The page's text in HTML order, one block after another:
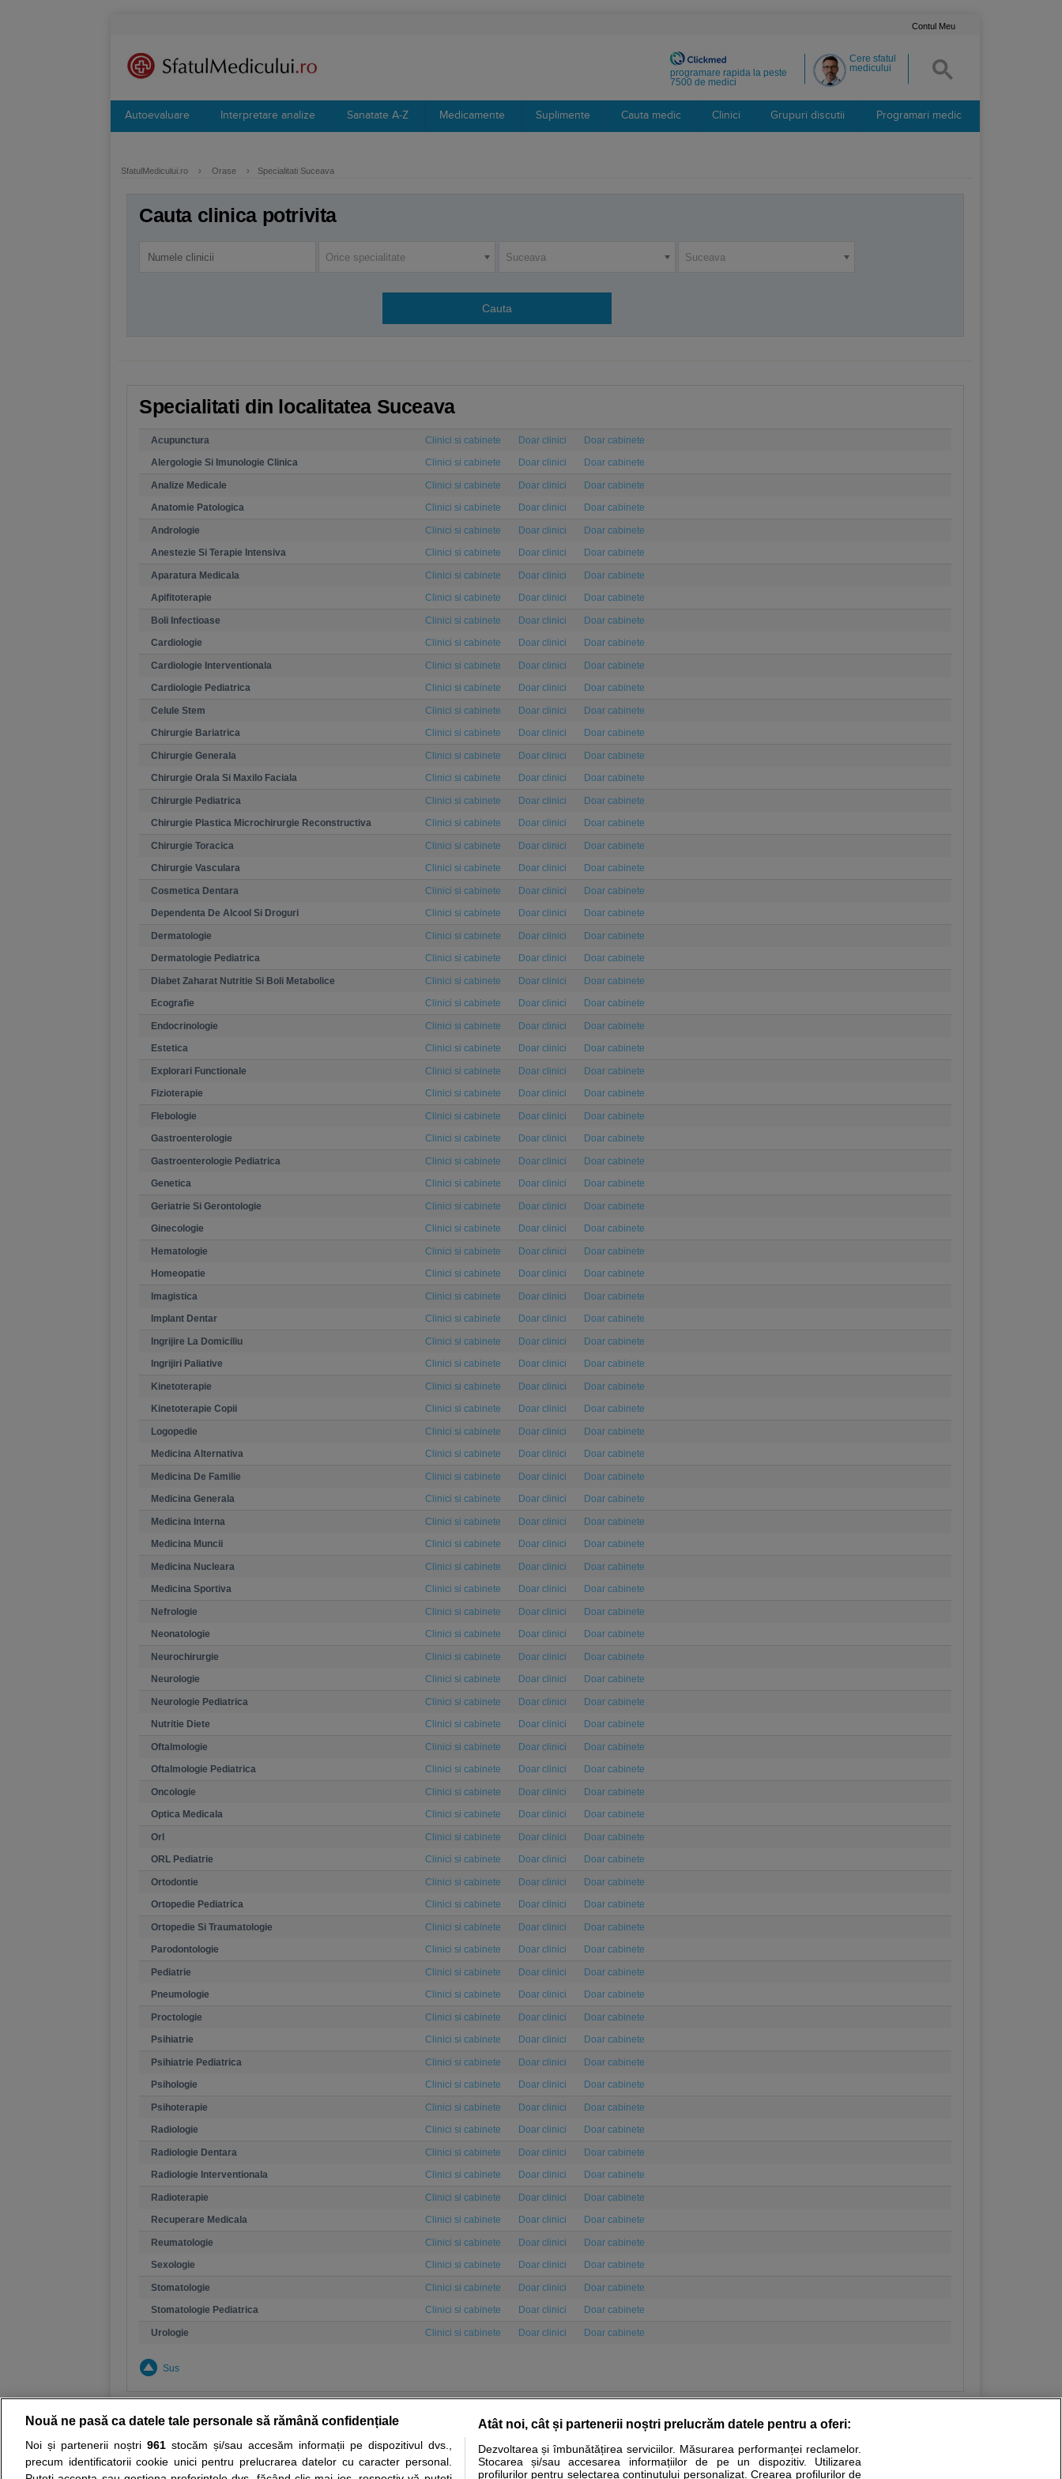
Contul Meu
Cere sfatul
medicului
programare rapida la peste
7500 de medici
Autoevaluare Interpretare analize Sanatate A-Z Medicamente Suplimente Cauta medic Clinici Grupuri discutii Programari medic
SfatulMedicului.ro › Orase › Specialitati Suceava
Cauta clinica potrivita
Orice specialitate Suceava Suceava
Specialitati din localitatea Suceava
Acupunctura Clinici si cabinete Doar clinici
Doar cabinete
Alergologie Si Imunologie Clinica
Clinici si cabinete Doar clinici Doar cabinete
Analize Medicale Clinici si cabinete Doar clinici
Doar cabinete
Anatomie Patologica
Clinici si cabinete Doar clinici Doar cabinete
Andrologie Clinici si cabinete Doar clinici
Doar cabinete
Anestezie Si Terapie Intensiva
Clinici si cabinete Doar clinici Doar cabinete
Aparatura Medicala Clinici si cabinete Doar clinici
Doar cabinete
Apifitoterapie
Clinici si cabinete Doar clinici Doar cabinete
Boli Infectioase Clinici si cabinete Doar clinici
Doar cabinete
Cardiologie
Clinici si cabinete Doar clinici Doar cabinete
Cardiologie Interventionala Clinici si cabinete Doar clinici
Doar cabinete
Cardiologie Pediatrica
Clinici si cabinete Doar clinici Doar cabinete
Celule Stem Clinici si cabinete Doar clinici
Doar cabinete
Chirurgie Bariatrica
Clinici si cabinete Doar clinici Doar cabinete
Chirurgie Generala Clinici si cabinete Doar clinici
Doar cabinete
Chirurgie Orala Si Maxilo Faciala
Clinici si cabinete Doar clinici Doar cabinete
Chirurgie Pediatrica Clinici si cabinete Doar clinici
Doar cabinete
Chirurgie Plastica Microchirurgie Reconstructiva
Clinici si cabinete Doar clinici Doar cabinete
Chirurgie Toracica Clinici si cabinete Doar clinici
Doar cabinete
Chirurgie Vasculara
Clinici si cabinete Doar clinici Doar cabinete
Cosmetica Dentara Clinici si cabinete Doar clinici
Doar cabinete
Dependenta De Alcool Si Droguri
Clinici si cabinete Doar clinici Doar cabinete
Dermatologie Clinici si cabinete Doar clinici
Doar cabinete
Dermatologie Pediatrica
Clinici si cabinete Doar clinici Doar cabinete
Diabet Zaharat Nutritie Si Boli Metabolice Clinici si cabinete Doar clinici
Doar cabinete
Ecografie
Clinici si cabinete Doar clinici Doar cabinete
Endocrinologie Clinici si cabinete Doar clinici
Doar cabinete
Estetica
Clinici si cabinete Doar clinici Doar cabinete
Explorari Functionale Clinici si cabinete Doar clinici
Doar cabinete
Fizioterapie
Clinici si cabinete Doar clinici Doar cabinete
Flebologie Clinici si cabinete Doar clinici
Doar cabinete
Gastroenterologie
Clinici si cabinete Doar clinici Doar cabinete
Gastroenterologie Pediatrica Clinici si cabinete Doar clinici
Doar cabinete
Genetica
Clinici si cabinete Doar clinici Doar cabinete
Geriatrie Si Gerontologie Clinici si cabinete Doar clinici
Doar cabinete
Ginecologie
Clinici si cabinete Doar clinici Doar cabinete
Hematologie Clinici si cabinete Doar clinici
Doar cabinete
Homeopatie
Clinici si cabinete Doar clinici Doar cabinete
Imagistica Clinici si cabinete Doar clinici
Doar cabinete
Implant Dentar
Clinici si cabinete Doar clinici Doar cabinete
Ingrijire La Domiciliu Clinici si cabinete Doar clinici
Doar cabinete
Ingrijiri Paliative
Clinici si cabinete Doar clinici Doar cabinete
Kinetoterapie Clinici si cabinete Doar clinici
Doar cabinete
Kinetoterapie Copii
Clinici si cabinete Doar clinici Doar cabinete
Logopedie Clinici si cabinete Doar clinici
Doar cabinete
Medicina Alternativa
Clinici si cabinete Doar clinici Doar cabinete
Medicina De Familie Clinici si cabinete Doar clinici
Doar cabinete
Medicina Generala
Clinici si cabinete Doar clinici Doar cabinete
Medicina Interna Clinici si cabinete Doar clinici
Doar cabinete
Medicina Muncii
Clinici si cabinete Doar clinici Doar cabinete
Medicina Nucleara Clinici si cabinete Doar clinici
Doar cabinete
Medicina Sportiva
Clinici si cabinete Doar clinici Doar cabinete
Nefrologie Clinici si cabinete Doar clinici
Doar cabinete
Neonatologie
Clinici si cabinete Doar clinici Doar cabinete
Neurochirurgie Clinici si cabinete Doar clinici
Doar cabinete
Neurologie
Clinici si cabinete Doar clinici Doar cabinete
Neurologie Pediatrica Clinici si cabinete Doar clinici
Doar cabinete
Nutritie Diete
Clinici si cabinete Doar clinici Doar cabinete
Oftalmologie Clinici si cabinete Doar clinici
Doar cabinete
Oftalmologie Pediatrica
Clinici si cabinete Doar clinici Doar cabinete
Oncologie Clinici si cabinete Doar clinici
Doar cabinete
Optica Medicala
Clinici si cabinete Doar clinici Doar cabinete
Orl Clinici si cabinete Doar clinici
Doar cabinete
ORL Pediatrie
Clinici si cabinete Doar clinici Doar cabinete
Ortodontie Clinici si cabinete Doar clinici
Doar cabinete
Ortopedie Pediatrica
Clinici si cabinete Doar clinici Doar cabinete
Ortopedie Si Traumatologie Clinici si cabinete Doar clinici
Doar cabinete
Parodontologie
Clinici si cabinete Doar clinici Doar cabinete
Pediatrie Clinici si cabinete Doar clinici
Doar cabinete
Pneumologie
Clinici si cabinete Doar clinici Doar cabinete
Proctologie Clinici si cabinete Doar clinici
Doar cabinete
Psihiatrie
Clinici si cabinete Doar clinici Doar cabinete
Psihiatrie Pediatrica Clinici si cabinete Doar clinici
Doar cabinete
Psihologie
Clinici si cabinete Doar clinici Doar cabinete
Psihoterapie Clinici si cabinete Doar clinici
Doar cabinete
Radiologie
Clinici si cabinete Doar clinici Doar cabinete
Radiologie Dentara Clinici si cabinete Doar clinici
Doar cabinete
Radiologie Interventionala
Clinici si cabinete Doar clinici Doar cabinete
Radioterapie Clinici si cabinete Doar clinici
Doar cabinete
Recuperare Medicala
Clinici si cabinete Doar clinici Doar cabinete
Reumatologie Clinici si cabinete Doar clinici
Doar cabinete
Sexologie
Clinici si cabinete Doar clinici Doar cabinete
Stomatologie Clinici si cabinete Doar clinici
Doar cabinete
Stomatologie Pediatrica
Clinici si cabinete Doar clinici Doar cabinete
Urologie Clinici si cabinete Doar clinici Doar cabinete
Sus
Resurse: Autoevaluare simptome Interpretare analize Specialitati medicale Boli si afectiuni Calculatoare Stiri medicale
Nouă ne pasă ca datele tale personale să rămână confidențiale
Noi și partenerii noștri 961stocăm și/sau accesăm informații pe dispozitivul dvs.,
precum identificatorii cookie unici pentru prelucrarea datelor cu caracter personal.
Atât noi, cât și partenerii noștri prelucrăm datele pentru a oferi:
Dezvoltarea și îmbunătățirea serviciilor. Măsurarea performanței reclamelor.
Stocarea și/sau accesarea informațiilor de pe un dispozitiv. Utilizarea
profilurilor pentru selectarea conținutului personalizat. Crearea profilurilor de